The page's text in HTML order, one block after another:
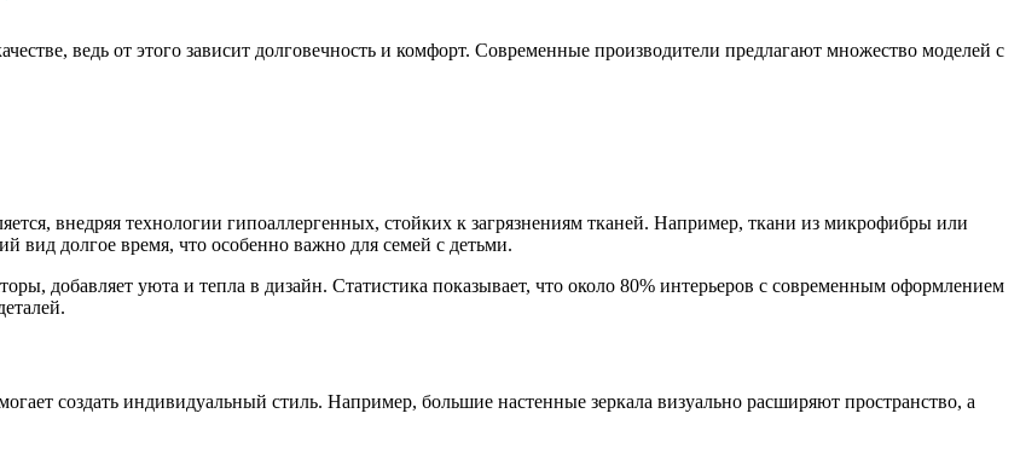
ведь от этого зависит долговечность и комфорт. Современные производители предлагают множество моделей с
внедряя технологии гипоаллергенных, стойких к загрязнениям тканей. Например, ткани из микрофибры или
вид долгое время, что особенно важно для семей с детьми.
добавляет уюта и тепла в дизайн. Статистика показывает, что около 80% интерьеров с современным оформлением
создать индивидуальный стиль. Например, большие настенные зеркала визуально расширяют пространство, а